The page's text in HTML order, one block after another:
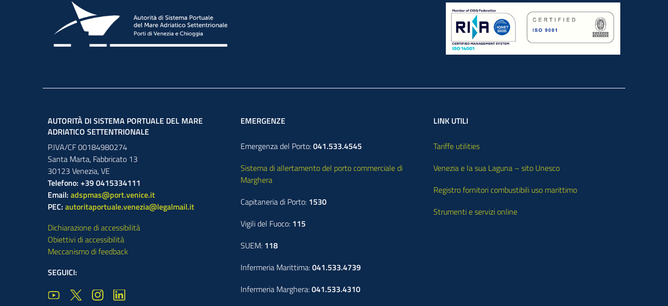
AUTORITÀ DI SISTEMA PORTUALE DEL MARE
ADRIATICO SETTENTRIONALE
P.IVA/CF 00184980274
Santa Marta, Fabbricato 13
30123 Venezia,VE
Telefono: +39 0415334111
Email: adspmas@port.venice.it
PEC: autoritaportuale.venezia@legalmail.it
Dichiarazione di accessibilità
Obiettivi di accessibilità
Meccanismo di feedback
SEGUICI:
EMERGENZE
Emergenza del Porto:041.533.4545
Sistema di allertamento del porto commerciale di
Marghera
Capitaneria di Porto: 1530
Vigili del Fuoco: 115
SUEM: 118
Infermeria Marittima:041.533.4739
Infermeria Marghera:041.533.4310
LINK UTILI
Tariffe utilities
Venezia e la sua Laguna – sito Unesco
Registro fornitori combustibili uso marittimo
Strumenti e servizi online